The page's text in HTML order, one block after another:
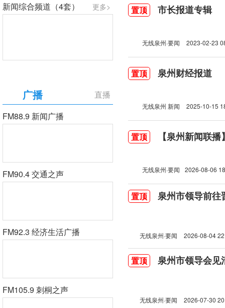
更多>
新闻综合频道（4套）
直播
广播
FM88.9 新闻广播
FM90.4 交通之声
FM92.3 经济生活广播
FM105.9 刺桐之声
置顶 市长报道专辑
无线泉州·要闻 2023-02-23
置顶 泉州财经报道
无线泉州 新闻 2025-10-15
置顶 【泉州新闻联
无线泉州·要闻 2026-08-06
置顶 泉州市领导前往
无线泉州·要闻 2026-08-04
置顶 泉州市领导会见
无线泉州·要闻 2026-07-30